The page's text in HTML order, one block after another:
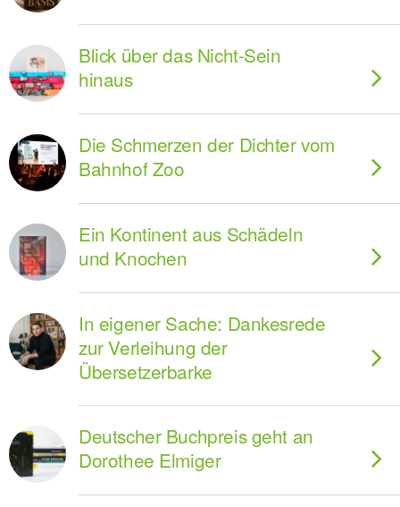
Blick über das Nicht-Sein
hinaus
Die Schmerzen der Dichter vom
Bahnhof Zoo
Ein Kontinent aus Schädeln
und Knochen
In eigener Sache: Dankesrede
zur Verleihung der
Übersetzerbarke
Deutscher Buchpreis geht an
Dorothee Elmiger